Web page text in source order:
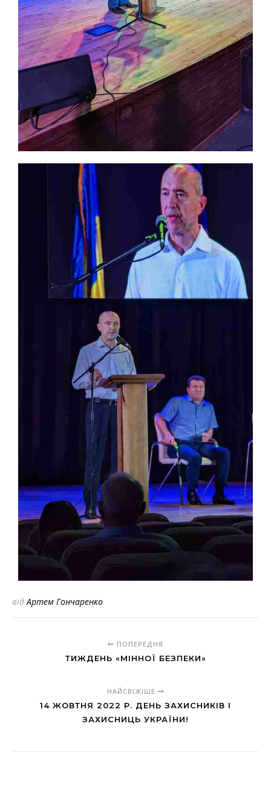
відАртем Гончаренко
ПОПЕРЕДНЯ
ТИЖДЕНЬ «МІННОЇ БЕЗПЕКИ»
НАЙСВІЖІШЕ
14 ЖОВТНЯ 2022 Р. ДЕНЬ ЗАХИСНИКІВ І
ЗАХИСНИЦЬ УКРАЇНИ!